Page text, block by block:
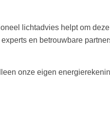
lichtadvies helpt om
en betrouwbare
onze eigen